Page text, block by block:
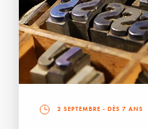
2 SEPTEMBRE - DÈS 7 ANS